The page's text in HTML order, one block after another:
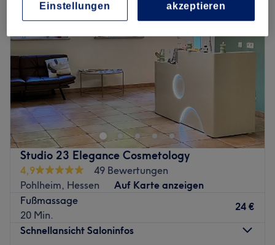
Studio 23 Elegance Cosmetology
4,9
49 Bewertungen
Pohlheim, Hessen
Auf Karte anzeigen
Fußmassage
20 Min.
24 €
Schnellansicht Saloninfos
Einstellungen akzeptieren